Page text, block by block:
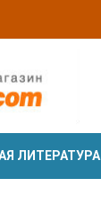
ЛИТЕРАТУРА